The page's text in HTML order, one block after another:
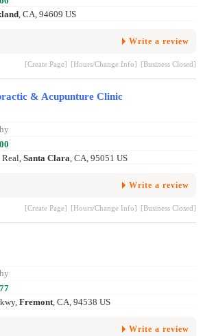
, CA, 94609 US
Write a review
[Create Page] [Hours/Change Info] [Business Closed]
& Acupunture Clinic
Santa Clara, CA, 95051 US
Write a review
[Create Page] [Hours/Change Info] [Business Closed]
Fremont, CA, 94538 US
Write a review